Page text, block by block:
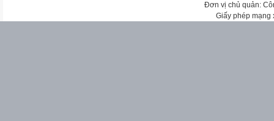
Đơn vị chủ quản:
Giấy phép mạng